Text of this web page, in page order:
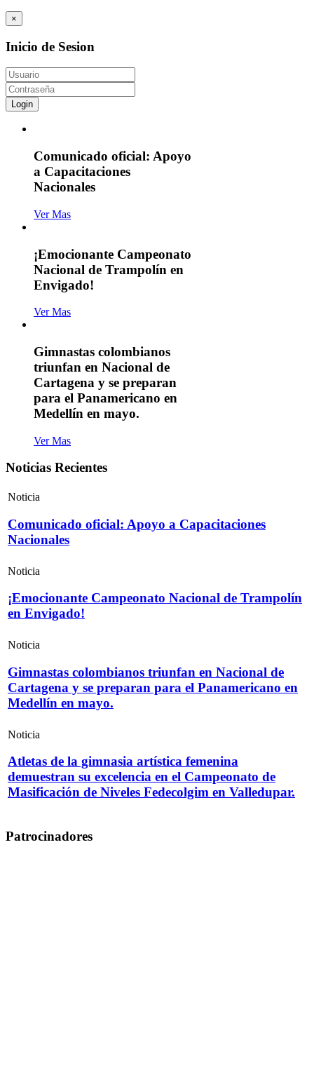
×
Inicio de Sesion
Login
Comunicado oficial: Apoyo
a Capacitaciones
Nacionales
Ver Mas
¡Emocionante Campeonato
Nacional de Trampolín en
Envigado!
Ver Mas
Gimnastas colombianos
triunfan en Nacional de
Cartagena y se preparan
para el Panamericano en
Medellín en mayo.
Ver Mas
Noticias Recientes
Noticia
Comunicado oficial: Apoyo a Capacitaciones
Nacionales
Noticia
¡Emocionante Campeonato Nacional de Trampolín
en Envigado!
Noticia
Gimnastas colombianos triunfan en Nacional de
Cartagena y se preparan para el Panamericano en
Medellín en mayo.
Noticia
Atletas de la gimnasia artística femenina
demuestran su excelencia en el Campeonato de
Masificación de Niveles Fedecolgim en Valledupar.
Patrocinadores